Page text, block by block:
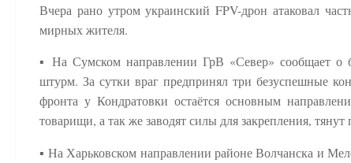
Вчера рано утром украинский FPV-дрон атаковал
мирных жителя.
▪️ На Сумском направлении ГрВ «Север» сообщает
штурм. За сутки враг предпринял три безуспешные
фронта у Кондратовки остаётся основным
товарищи, а так же заводят силы для закрепления, тянут
▪️ На Харьковском направлении районе Волчанска и